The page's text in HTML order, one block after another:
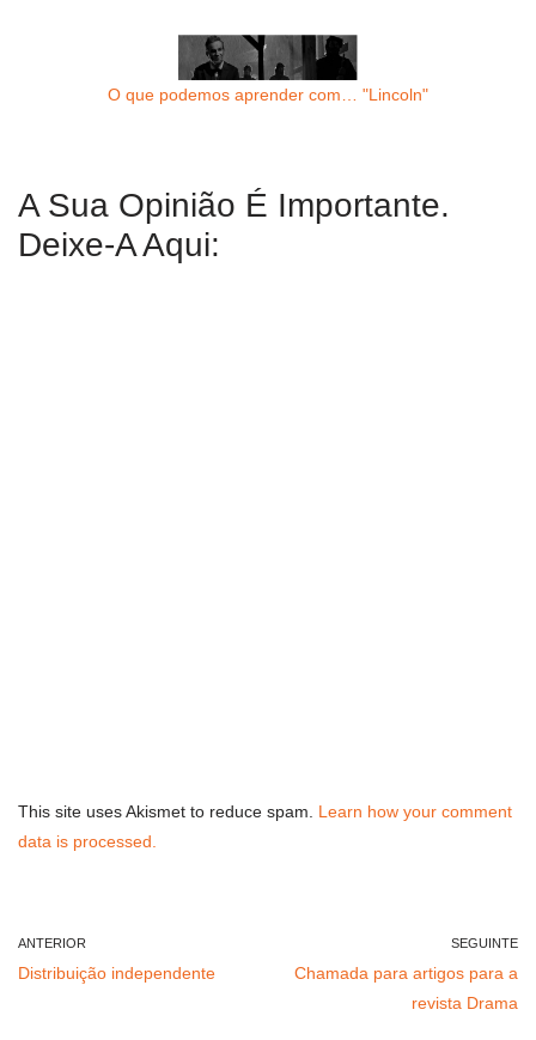
O que podemos aprender com… "Lincoln"
A Sua Opinião É Importante.
Deixe-A Aqui:
This site uses Akismet to reduce spam. Learn how your comment
data is processed.
ANTERIOR
Distribuição independente
SEGUINTE
Chamada para artigos para a
revista Drama